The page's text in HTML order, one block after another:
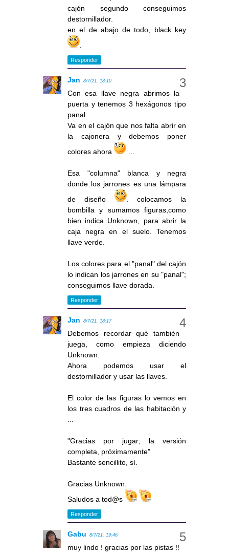
cajón segundo conseguimos
destornillador.
en el de abajo de todo, black key
.
Responder
Jan 8/7/21, 18:10
Con esa llave negra abrimos la
puerta y tenemos 3 hexágonos tipo
panal.
Va en el cajón que nos falta abrir en
la cajonera y debemos poner
colores ahora
...
Esa "columna" blanca y negra
donde los jarrones es una lámpara
de diseño
. colocamos la
bombilla y sumamos figuras,como
bien indica Unknown, para abrir la
caja negra en el suelo. Tenemos
llave verde.
Los colores para el "panal" del cajón
lo indican los jarrones en su "panal";
conseguimos llave dorada.
Responder
Jan 8/7/21, 18:17
Debemos recordar qué también
juega, como empieza diciendo
Unknown.
Ahora podemos usar el
destornillador y usar las llaves.
El color de las figuras lo vemos en
los tres cuadros de las habitación y
...
"Gracias por jugar; la versión
completa, próximamente"
Bastante sencillito, sí.
Gracias Unknown.
Saludos a tod@s
Responder
Gabu 8/7/21, 19:46
muy lindo ! gracias por las pistas !!